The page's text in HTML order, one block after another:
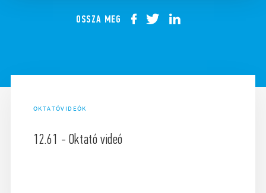
OSSZA MEG
OKTATÓVIDEÓK
12.61 - Oktató videó